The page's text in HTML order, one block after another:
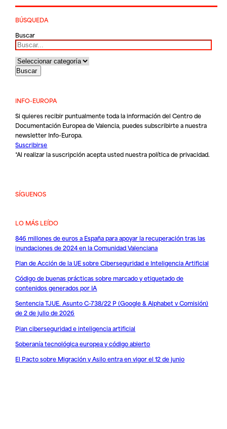
BÚSQUEDA
Buscar
INFO-EUROPA
Si quieres recibir puntualmente toda la información del Centro de
Documentación Europea de Valencia, puedes subscribirte a nuestra
newsletter Info-Europa.
Suscribirse
*Al realizar la suscripción acepta usted nuestrapolítica de privacidad.
SÍGUENOS
LO MÁS LEÍDO
846 millones de euros a España para apoyar la recuperación tras las
inundaciones de 2024 en la Comunidad Valenciana
Plan de Acción de la UE sobre Ciberseguridad e Inteligencia Artificial
Código de buenas prácticas sobre marcado y etiquetado de
contenidos generados por IA
Sentencia TJUE. Asunto C-738/22 P (Google & Alphabet v Comisión)
de 2 de julio de 2026
Plan ciberseguridad e inteligencia artificial
Soberanía tecnológica europea y código abierto
El Pacto sobre Migración y Asilo entra en vigor el 12 de junio